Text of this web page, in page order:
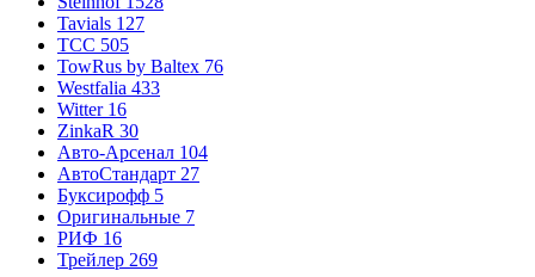
Tavials 127
TCC 505
TowRus by Baltex 76
Westfalia 433
Witter 16
ZinkaR 30
Авто-Арсенал 104
АвтоСтандарт 27
Буксирофф 5
Оригинальные 7
РИФ 16
Трейлер 269